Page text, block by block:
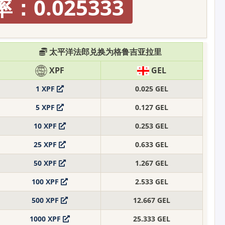
：0.025333
太平洋法郎兑换为格鲁吉亚拉里
XPF
GEL
1 XPF
0.025 GEL
5 XPF
0.127 GEL
10 XPF
0.253 GEL
25 XPF
0.633 GEL
50 XPF
1.267 GEL
100 XPF
2.533 GEL
500 XPF
12.667 GEL
1000 XPF
25.333 GEL